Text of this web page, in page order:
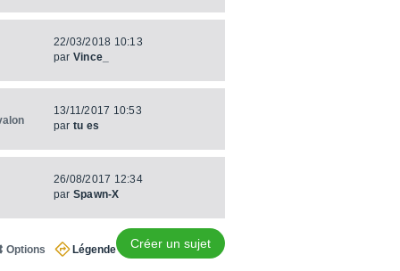
22/03/2018 10:13
par Vince_
13/11/2017 10:53
par tu es
26/08/2017 12:34
par Spawn-X
Créer un sujet
Légende
Options